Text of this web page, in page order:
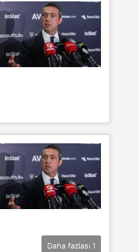
Daha fazlası 1